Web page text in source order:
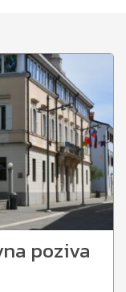
poziva